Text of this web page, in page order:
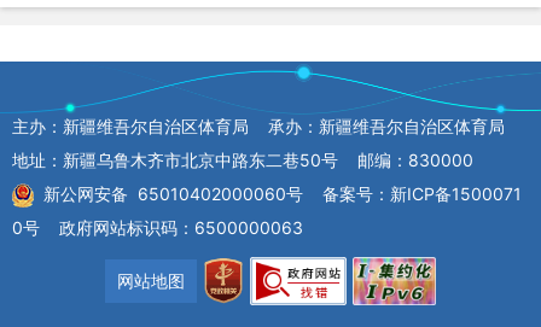
主办：新疆维吾尔自治区体育局 承办：新疆维吾尔自治区体育局
地址：新疆乌鲁木齐市北京中路东二巷50号 邮编：830000
新公网安备 65010402000060号
备案号：新ICP备1500071
0号 政府网站标识码：6500000063
网站地图